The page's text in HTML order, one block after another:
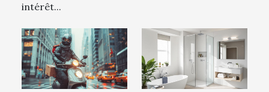
intérêt...